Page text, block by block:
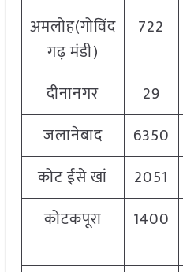
अमलोह(गोविंद
गढ़ मंडी)
722
दीनानगर 29
जलानेबाद
6350
कोट ईसे खां
2051
कोटकपूरा
1400